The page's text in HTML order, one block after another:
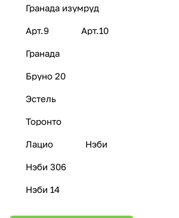
Гранада изумруд
Арт.9 Арт.10
Гранада
Бруно 20
Эстель
Торонто
Лацио Нэби
Нэби 306
Нэби 14